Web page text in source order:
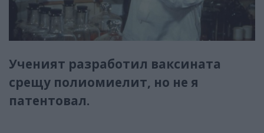
Ученият разработил ваксината
срещу полиомиелит, но не я
патентовал.